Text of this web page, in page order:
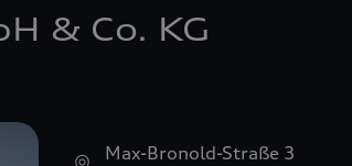
& Co. KG
Max-Bronold-Straße 3